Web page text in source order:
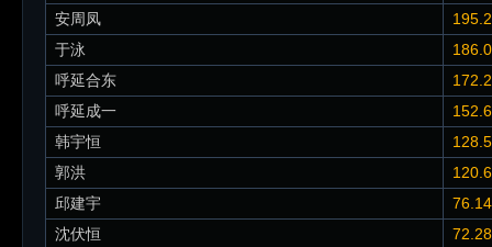
安周凤
于泳
呼延合东
呼延成一
韩宇恒
郭洪
邱建宇
沈伏恒